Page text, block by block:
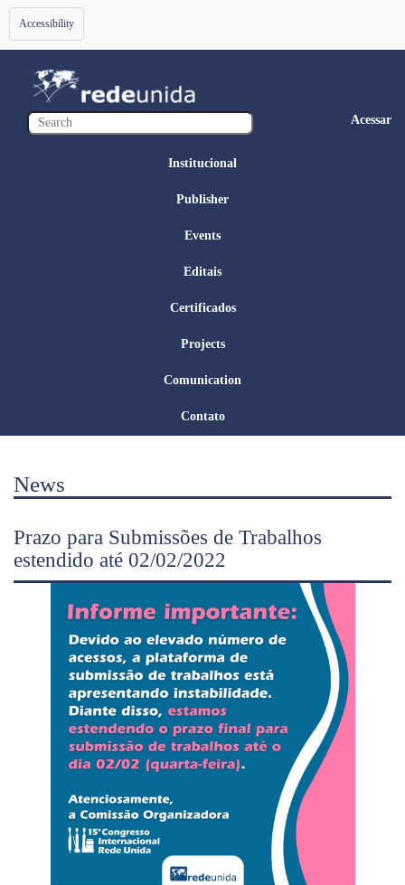
Toggle
navigation
Accessibility
Acessar
Institucional
Publisher
Events
Editais
Certificados
Projects
Comunication
Contato
News
Prazo para Submissões de Trabalhos
estendido até 02/02/2022